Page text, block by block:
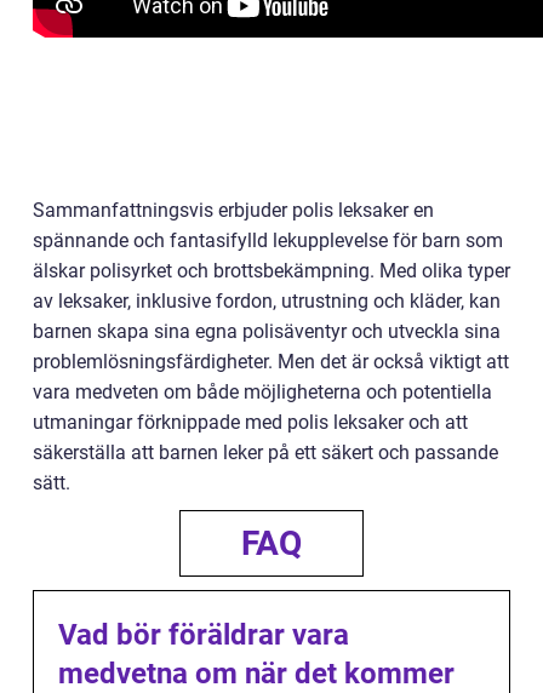
Sammanfattningsvis erbjuder polis leksaker en
spännande och fantasifylld lekupplevelse för barn som
älskar polisyrket och brottsbekämpning. Med olika typer
av leksaker, inklusive fordon, utrustning och kläder, kan
barnen skapa sina egna polisäventyr och utveckla sina
problemlösningsfärdigheter. Men det är också viktigt att
vara medveten om både möjligheterna och potentiella
utmaningar förknippade med polis leksaker och att
säkerställa att barnen leker på ett säkert och passande
sätt.
FAQ
Vad bör föräldrar vara
medvetna om när det kommer